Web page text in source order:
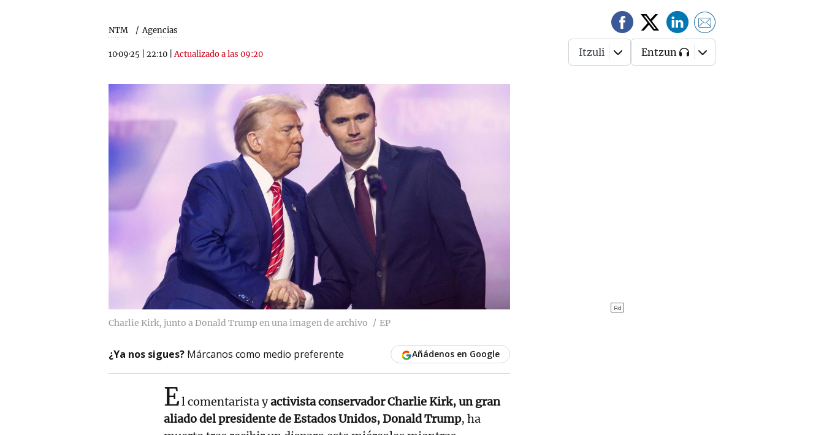
NTM Agencias
10·09·25 22:10 |Actualizado a las 09:20 Itzuli Entzun
Charlie Kirk, junto a Donald Trump en una imagen de archivo EP
¿Ya nos sigues? Márcanos como medio preferente Añádenos en Google
El comentarista yactivista conservador Charlie Kirk, un gran
aliado del presidente de Estados Unidos, Donald Trump, ha